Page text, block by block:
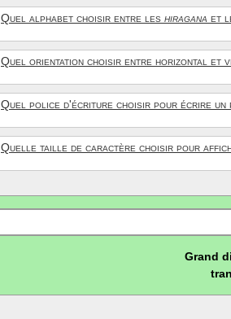
Quel alphabet choisir entre les hiragana et
Quel orientation choisir entre horizontal et
Quel police d'écriture choisir pour écrire un
Quelle taille de caractère choisir pour
Grand